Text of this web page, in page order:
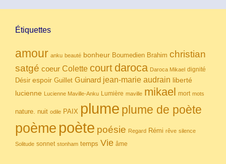
Étiquettes
amour anku beauté bonheur Boumedien Brahim christian
satgé coeur Colette court daroca Daroca Mikael dignité
Désir espoir Guillet Guinard jean-marie audrain liberté
lucienne Lucienne Maville-Anku Lumière maville mikael mort mots
nature. nuit odile PAIX plume plume de poète
poème poète poésie Regard Rémi rêve silence
Solitude sonnet stonham temps Vie âme